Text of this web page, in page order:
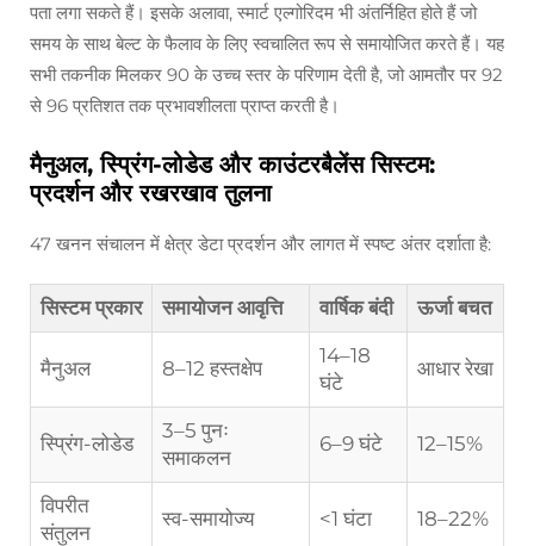
पता लगा सकते हैं। इसके अलावा, स्मार्ट एल्गोरिदम भी अंतर्निहित होते हैं जो
समय के साथ बेल्ट के फैलाव के लिए स्वचालित रूप से समायोजित करते हैं। यह
सभी तकनीक मिलकर 90 के उच्च स्तर के परिणाम देती है, जो आमतौर पर 92
से 96 प्रतिशत तक प्रभावशीलता प्राप्त करती है।
मैनुअल, स्प्रिंग-लोडेड और काउंटरबैलेंस सिस्टम:
प्रदर्शन और रखरखाव तुलना
47 खनन संचालन में क्षेत्र डेटा प्रदर्शन और लागत में स्पष्ट अंतर दर्शाता है:
सिस्टम प्रकार समायोजन आवृत्ति वार्षिक बंदी ऊर्जा बचत
मैनुअल 8–12 हस्तक्षेप
14–18
घंटे
आधार रेखा
स्प्रिंग-लोडेड
3–5 पुनः
समाकलन
6–9 घंटे 12–15%
विपरीत
संतुलन
स्व-समायोज्य <1 घंटा 18–22%